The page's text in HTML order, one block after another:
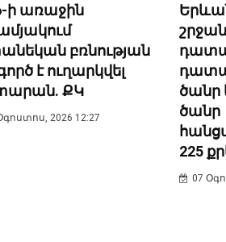
ի առաջին
բռնության
է ուղարկվել
ՔԿ
2026 12:27
ծանր
225
07